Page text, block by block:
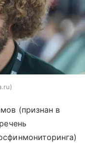
(признан в